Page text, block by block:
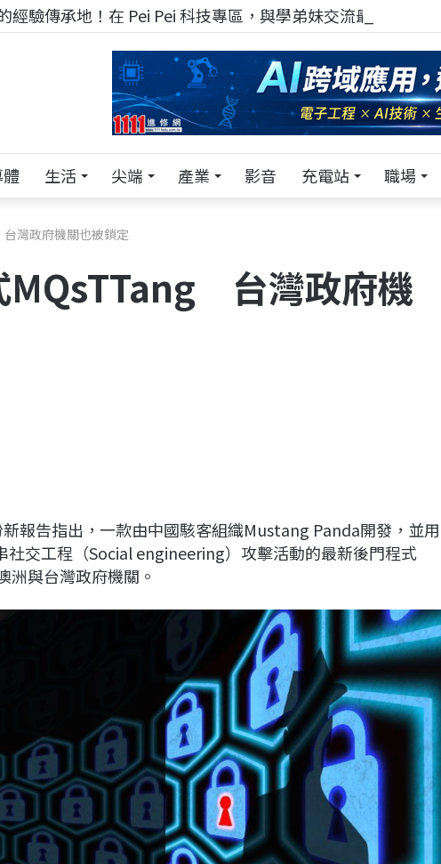
經驗傳承地！在 Pei Pei 科技專區，與學弟妹交流最硬核的技術
生活 尖端 產業 影音 充電站 職場
灣政府機關也被鎖定
MQsTTang 台灣政府機
報告指出，一款由中國駭客組織Mustang Panda開發，並用
社交工程（Social engineering）攻擊活動的最新後門程式
洲與台灣政府機關。